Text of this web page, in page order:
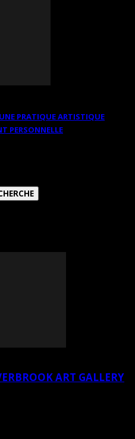
PRATIQUE ARTISTIQUE
PERSONNELLE
ART GALLERY